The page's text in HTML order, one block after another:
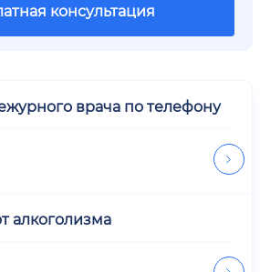
консультация
врача по телефону
алкоголизма